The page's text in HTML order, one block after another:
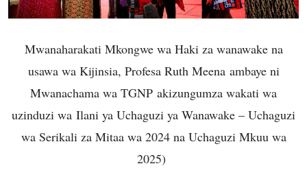
Mwanaharakati Mkongwe wa Haki za wanawake na
usawa wa Kijinsia, Profesa Ruth Meena ambaye ni
Mwanachama wa TGNP akizungumza wakati wa
uzinduzi wa Ilani ya Uchaguzi ya Wanawake – Uchaguzi
wa Serikali za Mitaa wa 2024 na Uchaguzi Mkuu wa
2025)